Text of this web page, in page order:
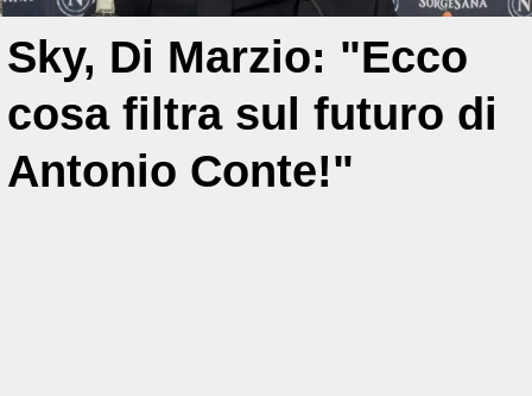
Sky, Di Marzio: "Ecco
cosa filtra sul futuro di
Antonio Conte!"